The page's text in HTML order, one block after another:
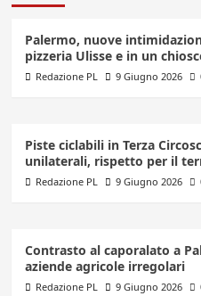
Palermo, nuove
pizzeria Ulisse e in un
Redazione PL 9 Giugno 2026
Piste ciclabili in Terza
unilaterali, rispetto per il
Redazione PL 9 Giugno 2026
Contrasto al caporalato a
aziende agricole irregolari
Redazione PL 9 Giugno 2026